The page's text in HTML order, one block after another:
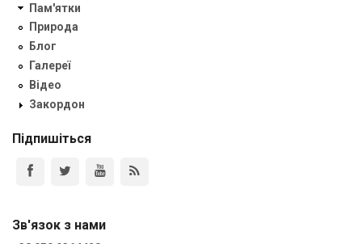
Пам'ятки
Природа
Блог
Галереї
Відео
Закордон
Підпишіться
Зв'язок з нами